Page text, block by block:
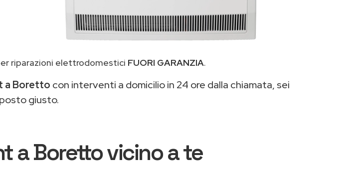
riparazioni elettrodomestici FUORI GARANZIA.
a Boretto con interventi a domicilio in 24 ore dalla chiamata, sei
giusto.
a Boretto vicino a te